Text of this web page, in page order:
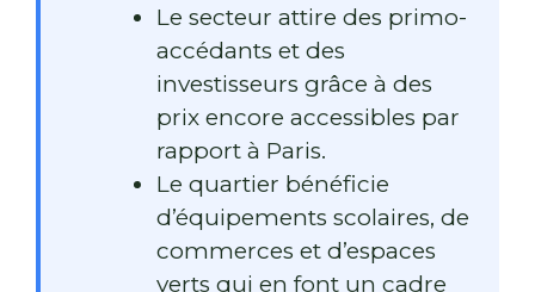
Le secteur attire des primo-
accédants et des
investisseurs grâce à des
prix encore accessibles par
rapport à Paris.
Le quartier bénéficie
d’équipements scolaires, de
commerces et d’espaces
verts qui en font un cadre